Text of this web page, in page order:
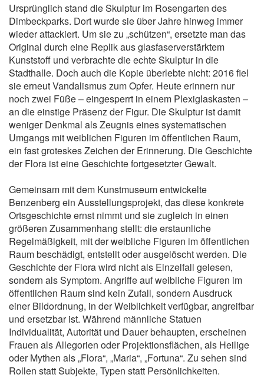
Ursprünglich stand die Skulptur im Rosengarten des
Dimbeckparks. Dort wurde sie über Jahre hinweg immer
wieder attackiert. Um sie zu „schützen“, ersetzte man das
Original durch eine Replik aus glasfaserverstärktem
Kunststoff und verbrachte die echte Skulptur in die
Stadthalle. Doch auch die Kopie überlebte nicht: 2016 fiel
sie erneut Vandalismus zum Opfer. Heute erinnern nur
noch zwei Füße – eingesperrt in einem Plexiglaskasten –
an die einstige Präsenz der Figur. Die Skulptur ist damit
weniger Denkmal als Zeugnis eines systematischen
Umgangs mit weiblichen Figuren im öffentlichen Raum,
ein fast groteskes Zeichen der Erinnerung. Die Geschichte
der Flora ist eine Geschichte fortgesetzter Gewalt.
Gemeinsam mit dem Kunstmuseum entwickelte
Benzenberg ein Ausstellungsprojekt, das diese konkrete
Ortsgeschichte ernst nimmt und sie zugleich in einen
größeren Zusammenhang stellt: die erstaunliche
Regelmäßigkeit, mit der weibliche Figuren im öffentlichen
Raum beschädigt, entstellt oder ausgelöscht werden. Die
Geschichte der Flora wird nicht als Einzelfall gelesen,
sondern als Symptom. Angriffe auf weibliche Figuren im
öffentlichen Raum sind kein Zufall, sondern Ausdruck
einer Bildordnung, in der Weiblichkeit verfügbar, angreifbar
und ersetzbar ist. Während männliche Statuen
Individualität, Autorität und Dauer behaupten, erscheinen
Frauen als Allegorien oder Projektionsflächen, als Heilige
oder Mythen als „Flora“, „Maria“, „Fortuna“. Zu sehen sind
Rollen statt Subjekte, Typen statt Persönlichkeiten.